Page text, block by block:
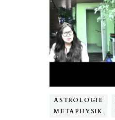
ASTROLOGIE
METAPHYSIK